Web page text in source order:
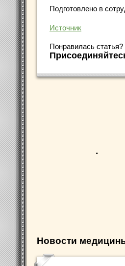
Подготовлено в
Источник
Понравилась
.
Новости